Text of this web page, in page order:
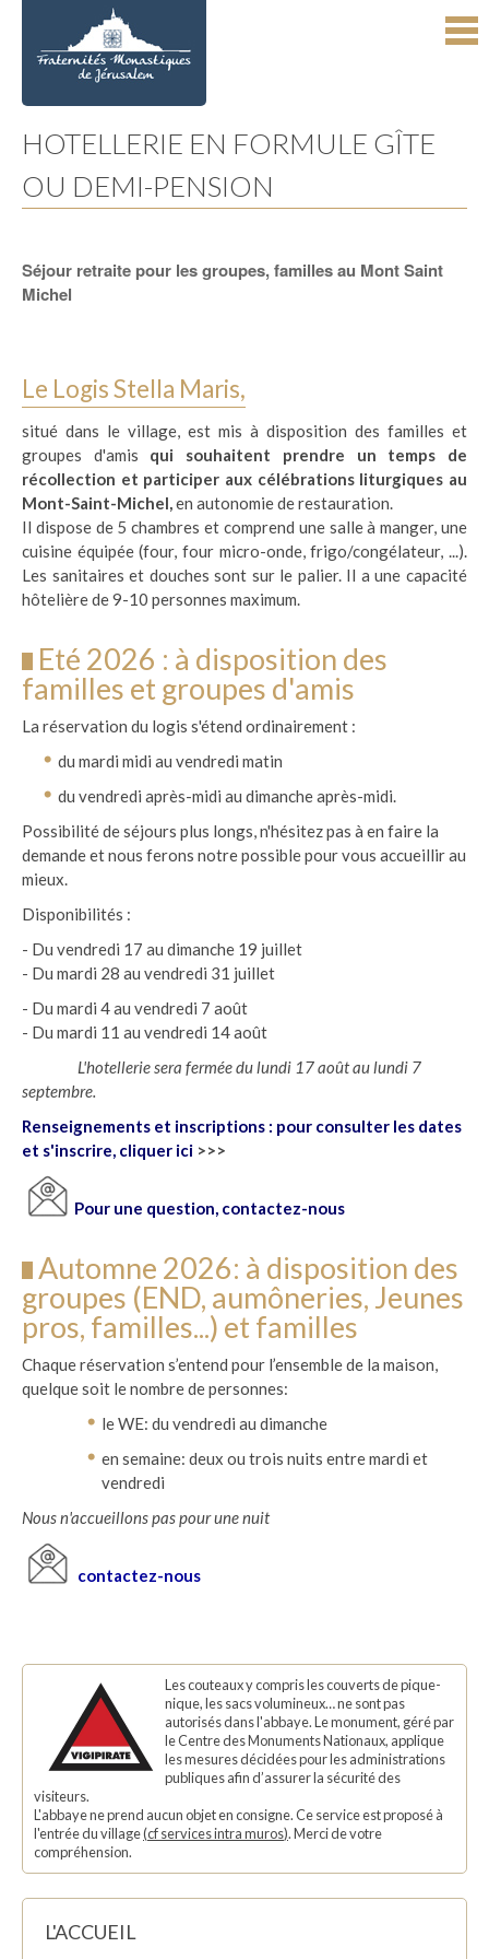
Les couteaux y compris les couverts de pique-
nique, les sacs volumineux… ne sont pas
autorisés dans l'abbaye. Le monument, géré par
le Centre des Monuments Nationaux, applique
les mesures décidées pour les administrations
publiques afin d’assurer la sécurité des
visiteurs.
L'abbaye ne prend aucun objet en consigne. Ce service est proposé à
l'entrée du village(cf services intra muros). Merci de votre
compréhension.
L'ACCUEIL
HOTELLERIE EN FORMULE GÎTE
OU DEMI-PENSION
Séjour retraite pour les groupes, familles au Mont Saint
Michel
Le Logis Stella Maris,
situé dans le village, est mis à disposition des familles et
groupes d'amis qui souhaitent prendre un temps de
récollection et participer aux célébrations liturgiques au
Mont-Saint-Michel,en autonomie de restauration.
Il dispose de 5 chambres et comprend une salle à manger, une
cuisine équipée (four, four micro-onde, frigo/congélateur, ...).
Les sanitaires et douches sont sur le palier. Il a une capacité
hôtelière de 9-10 personnes maximum.
Eté 2026 : à disposition des
familles et groupes d'amis
La réservation du logis s'étend ordinairement :
du mardi midi au vendredi matin
du vendredi après-midi au dimanche après-midi.
Possibilité de séjours plus longs, n'hésitez pas à en faire la
demande et nous ferons notre possible pour vous accueillir au
mieux.
Disponibilités :
- Du vendredi 17 au dimanche 19 juillet
- Du mardi 28 au vendredi 31 juillet
- Du mardi 4 au vendredi 7 août
- Du mardi 11 au vendredi 14 août
L'hotellerie sera fermée du lundi 17 août au lundi 7
septembre.
Renseignements et inscriptions : pour consulter les dates
et s'inscrire, cliquer ici >>>
Pour une question, contactez-nous
Automne 2026: à disposition des
groupes (END, aumôneries, Jeunes
pros, familles...) et familles
Chaque réservation s’entend pour l’ensemble de la maison,
quelque soit le nombre de personnes:
le WE: du vendredi au dimanche
en semaine: deux ou trois nuits entre mardi et
vendredi
Nous n'accueillons pas pour une nuit
contactez-nous